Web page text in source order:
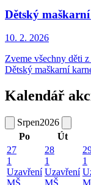
Dětský
10. 2. 2026
Zveme všechny děti
Dětský maškarní
Kalendář
Srpen2026
Po
Út
27
1
Uzavření
MŠ
28
1
Uzavření
MŠ
1